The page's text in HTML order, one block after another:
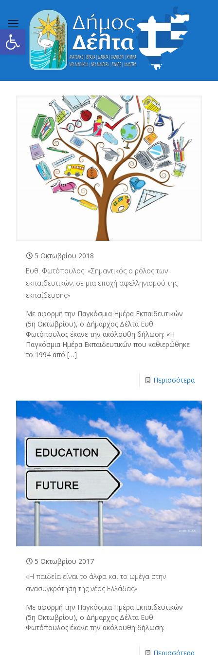
Ανοίξτε τη γραμμή εργαλείων
5 Οκτωβρίου 2018
Ευθ. Φωτόπουλος: «Σημαντικός ο ρόλος των
εκπαιδευτικών, σε μια εποχή αφελληνισμού της
εκπαίδευσης»
Με αφορμή την Παγκόσμια Ημέρα Εκπαιδευτικών
(5η Οκτωβρίου), ο Δήμαρχος Δέλτα Ευθ.
Φωτόπουλος έκανε την ακόλουθη δήλωση: «Η
Παγκόσμια Ημέρα Εκπαιδευτικών που καθιερώθηκε
το 1994 από […]
Περισσότερα
5 Οκτωβρίου 2017
«Η παιδεία είναι το άλφα και το ωμέγα στην
ανασυγκρότηση της νέας Ελλάδας»
Με αφορμή την Παγκόσμια Ημέρα Εκπαιδευτικών
(5η Οκτωβρίου), ο Δήμαρχος Δέλτα Ευθ.
Φωτόπουλος έκανε την ακόλουθη δήλωση:
Περισσότερα